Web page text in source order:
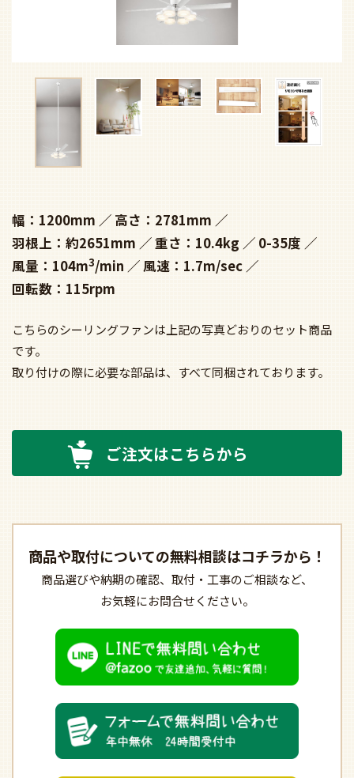
幅：1200mm
高さ：2781mm
羽根上：約2651mm
重さ：10.4kg
0-35度
風量：104m3/min
風速：1.7m/sec
回転数：115rpm
こちらのシーリングファンは上記の写真どおりのセット商品
です。
取り付けの際に必要な部品は、すべて同梱されております。
ご注文はこちらから
商品や取付についての無料相談はコチラから！
商品選びや納期の確認、 取付・工事のご相談など、
お気軽にお問合せください。